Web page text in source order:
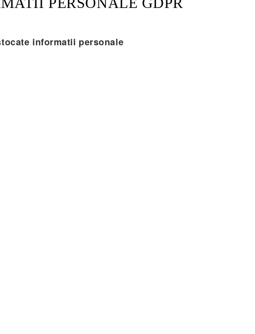
informatii personale